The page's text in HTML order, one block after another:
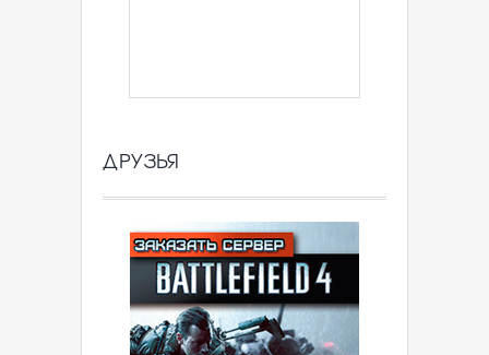
ДРУЗЬЯ